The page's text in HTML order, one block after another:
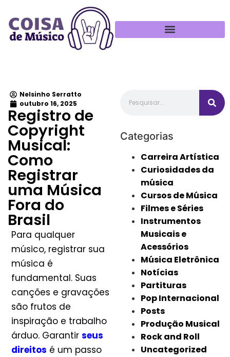
Nelsinho Serratto
outubro 16, 2025
Registro de
Copyright
Musical:
Como
Registrar
uma Música
Fora do
Brasil
Para qualquer
músico, registrar sua
música é
fundamental. Suas
canções e gravações
são frutos de
inspiração e trabalho
árduo. Garantir seus
direitos é um passo
Categorias
Carreira Artística
Curiosidades da
música
Cursos de Música
Filmes e Séries
Instrumentos
Musicais e
Acessórios
Música Eletrônica
Notícias
Partituras
Pop Internacional
Posts
Produção Musical
Rock and Roll
Uncategorized